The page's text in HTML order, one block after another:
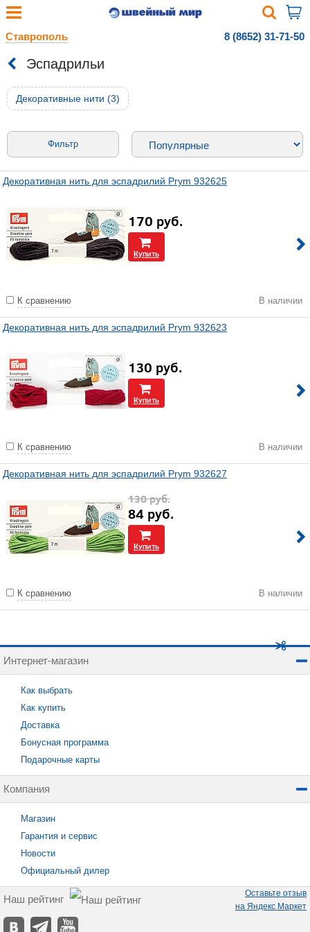
Ставрополь 8 (8652) 31-71-50
Эспадрильи
Декоративные нити (3)
Фильтр
Декоративная нить для эспадрилий Prym 932625
170 руб.
Купить
К сравнению В наличии
Декоративная нить для эспадрилий Prym 932623
130 руб.
Купить
К сравнению В наличии
Декоративная нить для эспадрилий Prym 932627
130руб.
84 руб.
Купить
К сравнению В наличии
Интернет-магазин
Как выбрать
Как купить
Доставка
Бонусная программа
Подарочные карты
Компания
Магазин
Гарантия и сервис
Новости
Официальный дилер
Наш рейтинг
Оставьте отзыв
на Яндекс Маркет